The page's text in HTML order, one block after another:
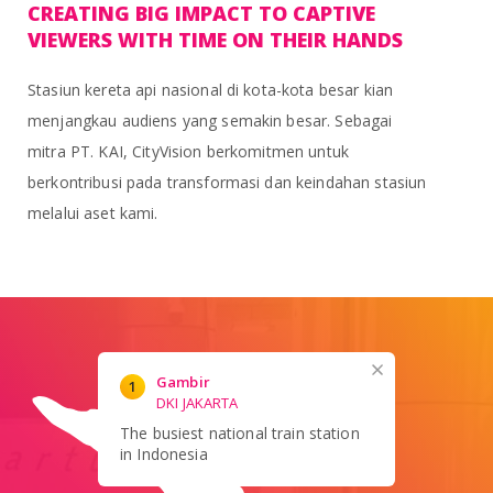
CREATING BIG IMPACT TO CAPTIVE
VIEWERS WITH TIME ON THEIR HANDS
Stasiun kereta api nasional di kota-kota besar kian
menjangkau audiens yang semakin besar. Sebagai
mitra PT. KAI, CityVision berkomitmen untuk
berkontribusi pada transformasi dan keindahan stasiun
melalui aset kami.
1
Gambir
DKI JAKARTA
The busiest national train station
in Indonesia